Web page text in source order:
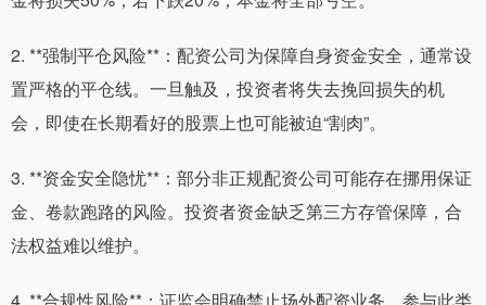
2. **强制平仓风险**：配资公司为保障自身资金安全，通常设
置严格的平仓线。一旦触及，投资者将失去挽回损失的机
会，即使在长期看好的股票上也可能被迫“割肉”。
3. **资金安全隐忧**：部分非正规配资公司可能存在挪用保证
金、卷款跑路的风险。投资者资金缺乏第三方存管保障，合
法权益难以维护。